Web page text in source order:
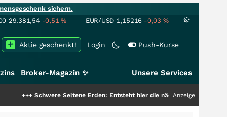
sichern.
29.381,54 -0,51% EUR/USD 1,15216 -0,03 %
Login Push-Kurse
Aktie geschenkt!
Broker-Magazin ✨ Unsere Services
Seltene Erden: Entsteht hier die nächste Milliardenstory?
Anzeige